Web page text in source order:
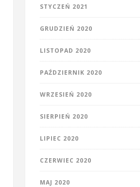
STYCZEŃ 2021
GRUDZIEŃ 2020
LISTOPAD 2020
PAŹDZIERNIK 2020
WRZESIEŃ 2020
SIERPIEŃ 2020
LIPIEC 2020
CZERWIEC 2020
MAJ 2020